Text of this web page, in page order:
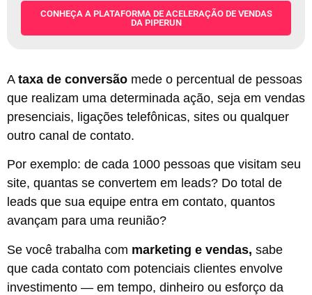
CONHEÇA A PLATAFORMA DE ACELERAÇÃO DE VENDAS
DA PIPERUN
A taxa de conversão mede o percentual de pessoas
que realizam uma determinada ação, seja em vendas
presenciais, ligações telefônicas, sites ou qualquer
outro canal de contato.
Por exemplo: de cada 1000 pessoas que visitam seu
site, quantas se convertem em leads? Do total de
leads que sua equipe entra em contato, quantos
avançam para uma reunião?
Se você trabalha com marketing e vendas, sabe
que cada contato com potenciais clientes envolve
investimento — em tempo, dinheiro ou esforço da